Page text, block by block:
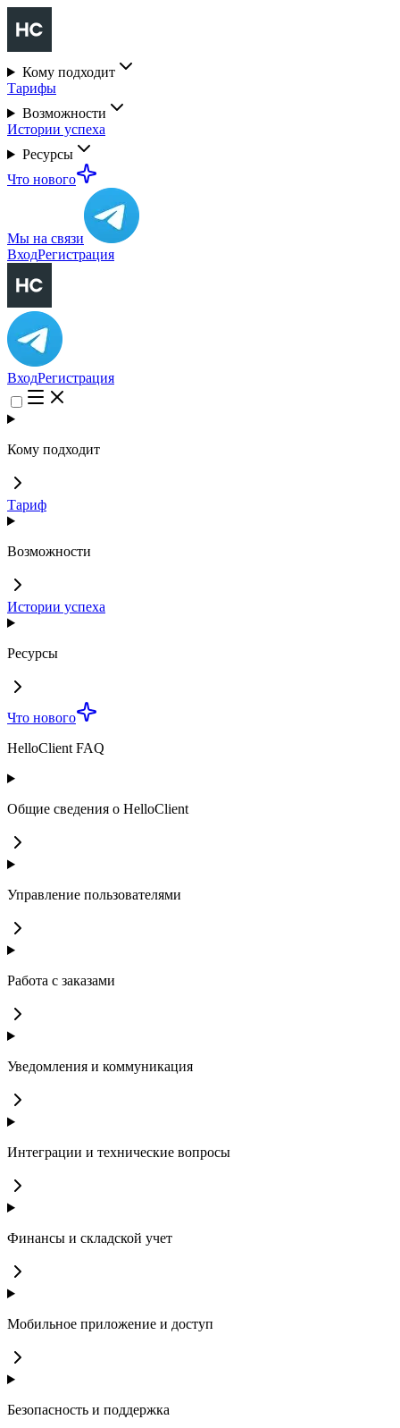
Кому подходит
Тарифы
Возможности
Истории успеха
Ресурсы
Что нового
Мы на связи
ВходРегистрация
ВходРегистрация
Кому подходит
Тариф
Возможности
Истории успеха
Ресурсы
Что нового
HelloClient FAQ
Общие сведения о HelloClient
Управление пользователями
Работа с заказами
Уведомления и коммуникация
Интеграции и технические вопросы
Финансы и складской учет
Мобильное приложение и доступ
Безопасность и поддержка